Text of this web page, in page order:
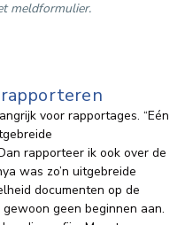
meldformulier.
voor rapportages. “Eén
rapporteer ik ook over de
was zo’n uitgebreide
documenten op de
geen beginnen aan.